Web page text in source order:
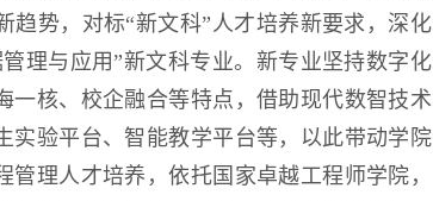
趋势，对标“新文科”人才培养新要求，深化
理与应用”新文科专业。新专业坚持数字化
一核、校企融合等特点，借助现代数智技术
实验平台、智能教学平台等，以此带动学院
理人才培养，依托国家卓越工程师学院，